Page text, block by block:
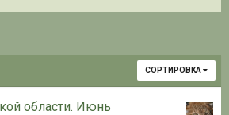
СОРТИРОВКА
области. Июнь